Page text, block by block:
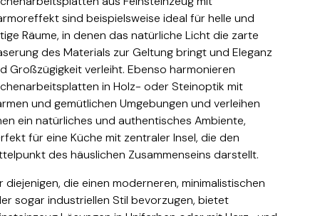
almond
sind beispielsweise ideal für helle und
Räume, in denen das natürliche Licht die zarte
des Materials zur Geltung bringt und Eleganz
Großzügigkeit verleiht. Ebenso harmonieren
in Holz- oder Steinoptik mit
und gemütlichen Umgebungen und verleihen
ein natürliches und authentisches Ambiente,
für eine Küche mit zentraler Insel, die den
des häuslichen Zusammenseins darstellt.
diejenigen, die einen moderneren, minimalistischen
sogar industriellen Stil bevorzugen, bietet